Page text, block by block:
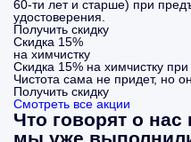
60-ти лет и старше) при
удостоверения.
Получить скидку
Скидка 15%
на химчистку
Скидка 15% на химчистку
Чистота сама не придет, но
Получить скидку
Смотреть все акции
Что говорят о